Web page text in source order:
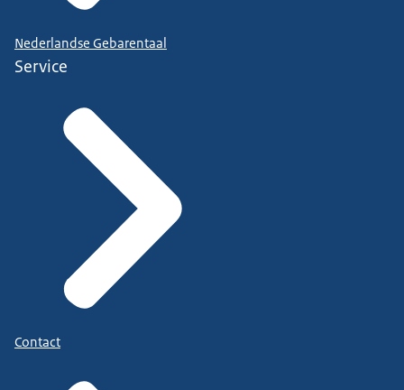
Nederlandse Gebarentaal
Service
Contact